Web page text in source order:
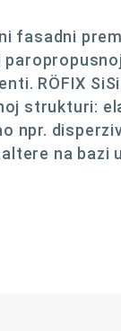
fasadni
RÖFIX
strukturi:
npr.
na bazi